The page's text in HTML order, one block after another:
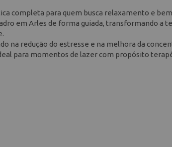
completa para quem busca relaxamento e
em Arles de forma guiada, transformando a
na redução do estresse e na melhora da
para momentos de lazer com propósito